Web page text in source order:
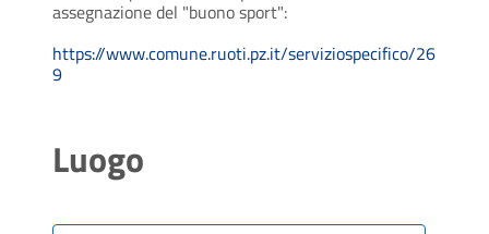
assegnazione del "buono sport":
https://www.comune.ruoti.pz.it/serviziospecifico/26
9
Luogo